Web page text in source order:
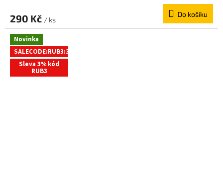
290 Kč / ks
Do košíku
Novinka
SALECODE:RUB3:3:%
Sleva 3% kód
RUB3